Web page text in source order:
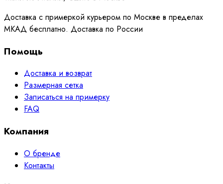
Доставка с примеркой курьером по Москве в пределах
МКАД бесплатно. Доставка по России
Помощь
Доставка и возврат
Размерная сетка
Записаться на примерку
FAQ
Компания
О бренде
Контакты